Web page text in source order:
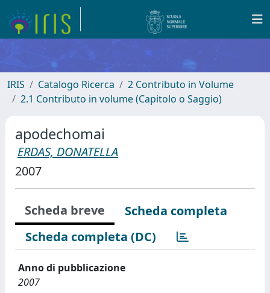
IRIS Catalogo Ricerca
2 Contributo in Volume
2.1 Contributo in volume (Capitolo o Saggio)
apodechomai
ERDAS, DONATELLA
2007
Scheda breve
Scheda completa
Scheda completa (DC)
Anno di pubblicazione
2007